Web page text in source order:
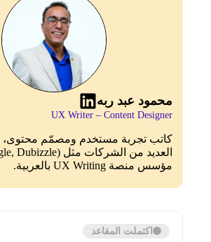
محمود عبد ربه
UX Writer – Content Designer
كاتب تجربة مستخدم ومصمّم
مؤسس منصة UX Writing بالعربية.
اكتملت المقاعد